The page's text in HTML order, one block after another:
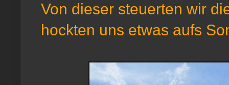
Von dieser steuerten wir
hockten uns etwas aufs